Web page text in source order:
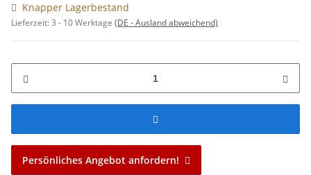
Knapper Lagerbestand
Lieferzeit:3 - 10 Werktage (DE - Ausland abweichend)
Persönliches Angebot anfordern!